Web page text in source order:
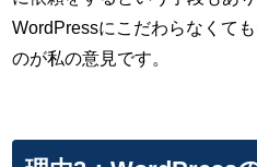
WordPressにこだわらなくて
のが私の意見です。